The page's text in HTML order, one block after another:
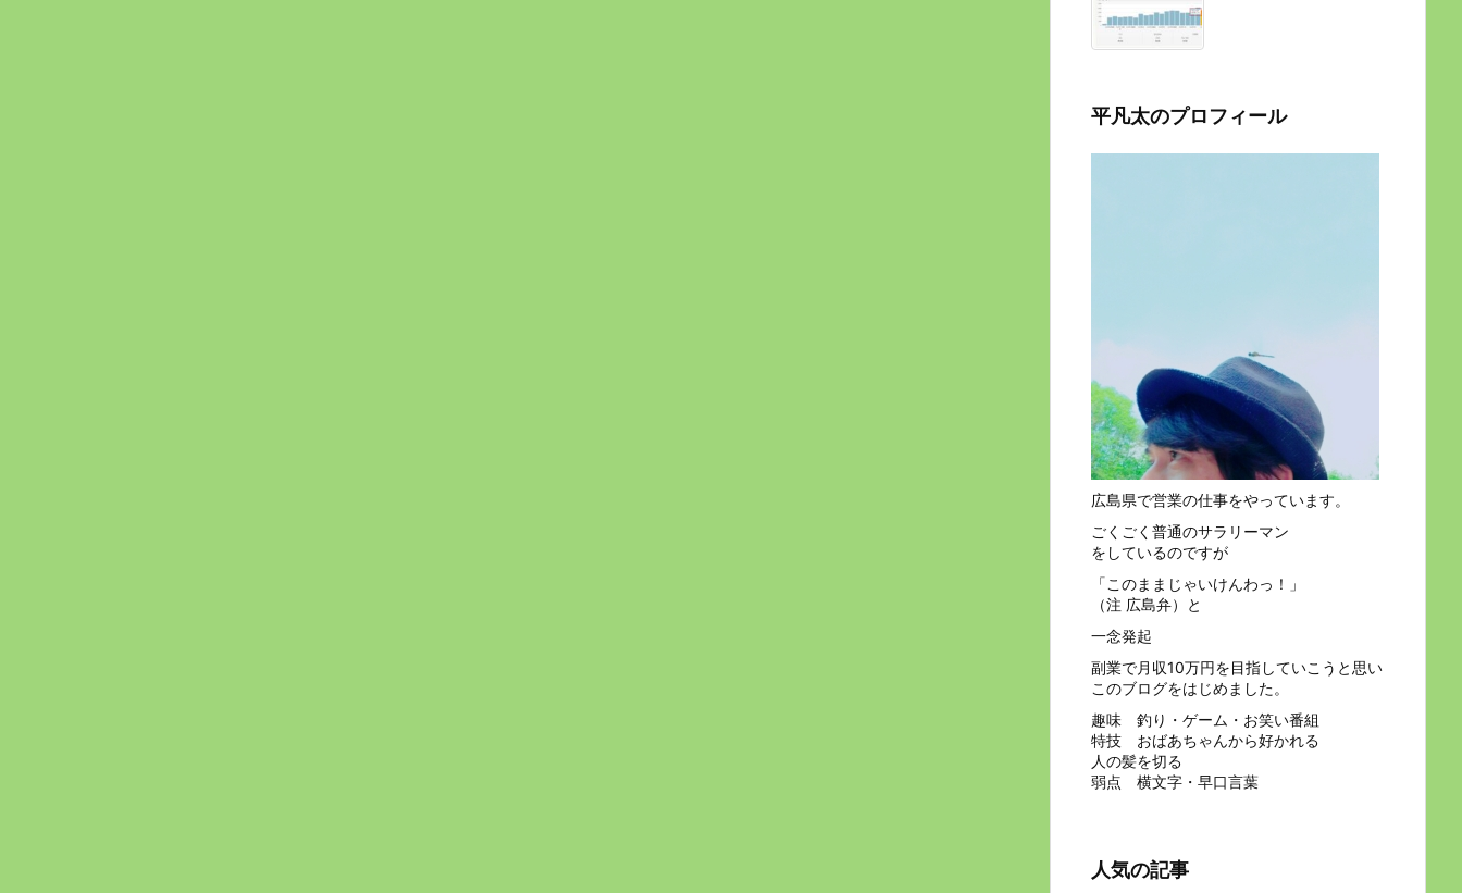
平凡太のプロフィール
広島県で営業の仕事をやっています。
ごくごく普通のサラリーマン
をしているのですが
「このままじゃいけんわっ！」
（注 広島弁）と
一念発起
副業で月収10万円を目指していこうと思い
このブログをはじめました。
趣味 釣り・ゲーム・お笑い番組
特技 おばあちゃんから好かれる
人の髪を切る
弱点 横文字・早口言葉
人気の記事